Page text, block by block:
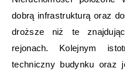
dobrą infrastrukturą oraz
droższe niż te
rejonach. Kolejnym
techniczny budynku oraz